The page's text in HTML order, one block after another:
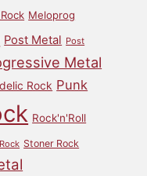
Meloprog
Post Metal Post
Metal
Rock Punk
Rock'n'Roll
Stoner Rock